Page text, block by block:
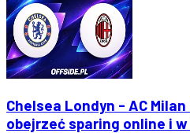
Chelsea Londyn - AC
obejrzeć sparing online i